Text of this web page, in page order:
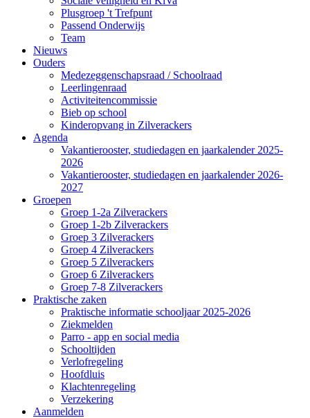
Plusgroep 't Trefpunt
Passend Onderwijs
Team
Nieuws
Ouders
Medezeggenschapsraad / Schoolraad
Leerlingenraad
Activiteitencommissie
Bieb op school
Kinderopvang in Zilverackers
Agenda
Vakantierooster, studiedagen en jaarkalender 2025-
2026
Vakantierooster, studiedagen en jaarkalender 2026-
2027
Groepen
Groep 1-2a Zilverackers
Groep 1-2b Zilverackers
Groep 3 Zilverackers
Groep 4 Zilverackers
Groep 5 Zilverackers
Groep 6 Zilverackers
Groep 7-8 Zilverackers
Praktische zaken
Praktische informatie schooljaar 2025-2026
Ziekmelden
Parro - app en social media
Schooltijden
Verlofregeling
Hoofdluis
Klachtenregeling
Verzekering
Aanmelden